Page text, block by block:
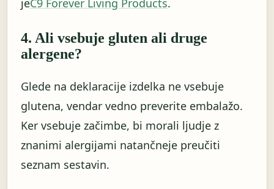
4. Ali vsebuje gluten ali druge
alergene?
Glede na deklaracije izdelka ne vsebuje
glutena, vendar vedno preverite embalažo.
Ker vsebuje začimbe, bi morali ljudje z
znanimi alergijami natančneje preučiti
seznam sestavin.